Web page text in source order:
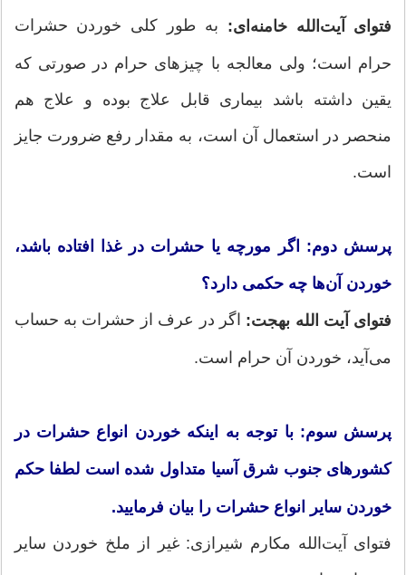
فتوای آیت‌الله خامنه‌ای: به طور کلی خوردن حشرات
حرام است؛ ولی معالجه با چیزهاى حرام در صورتى که
یقین داشته باشد بیمارى قابل علاج بوده و علاج هم
منحصر در استعمال آن است، به مقدار رفع ضرورت جایز
است.
پرسش دوم: اگر مورچه یا حشرات در غذا افتاده باشد،
خوردن آن‌ها چه حکمی دارد؟
فتوای آیت الله بهجت: اگر در عرف از حشرات به حساب
می‌آید، خوردن آن حرام است.
پرسش سوم: با توجه به اینکه خوردن انواع حشرات در
کشورهای جنوب شرق آسیا متداول شده است لطفا حکم
خوردن سایر انواع حشرات را بیان فرمایید.
فتوای آیت‌الله مکارم شیرازی: غیر از ملخ خوردن سایر